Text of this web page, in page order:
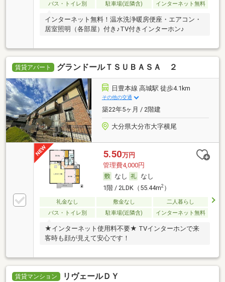
バス・トイレ別
駐車場(近隣含) インターネット無料
インターネット無料！温水洗浄暖房便座・エアコン・
居室照明（各部屋）付き♪TV付きインターホン♪
賃貸アパート グランドールＴＳＵＢＡＳＡ ２
日豊本線 高城駅 徒歩4.1km
その他の交通
築22年5ヶ月 / 2階建
大分県大分市大字横尾
5.50万円
管理費4,000円
なし
なし
1階 / 2LDK（55.44m2）
礼金なし 敷金なし
二人暮らし
バス・トイレ別
駐車場(近隣含) インターネット無料
★インターネット使用料不要★ TVインターホンで来
客時も顔が見えて安心です！
賃貸マンション リヴェールＤＹ